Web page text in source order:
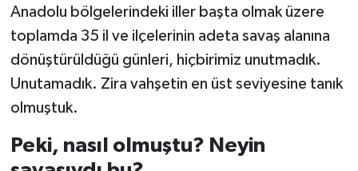
Anadolu bölgelerindeki iller başta olmak üzere
toplamda 35 il ve ilçelerinin adeta savaş alanına
dönüştürüldüğü günleri, hiçbirimiz unutmadık.
Unutamadık. Zira vahşetin en üst seviyesine tanık
olmuştuk.
Peki, nasıl olmuştu? Neyin